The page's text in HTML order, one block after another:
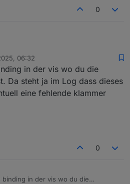
0
und deine Arbeit
Problem mit den icons, beim
es dann so aus
06:32
in der vis wo du die
Da steht ja im Log dass dieses
eine fehlende klammer
0
binding in der vis wo du die